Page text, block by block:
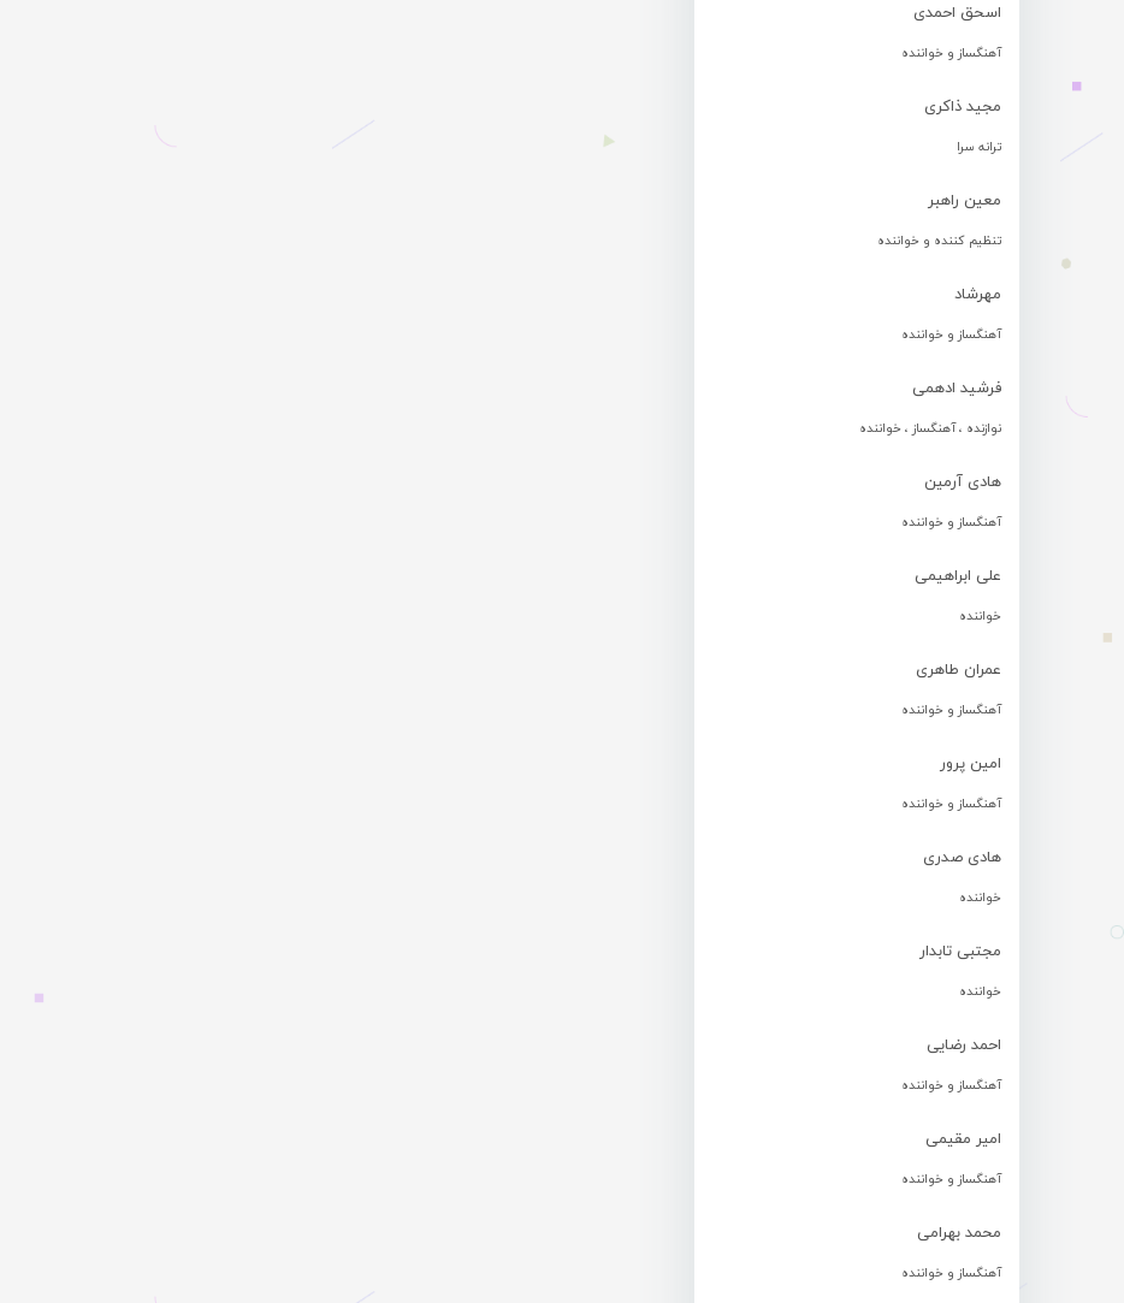
اسحق احمدی
آهنگساز و خواننده
مجید ذاکری
ترانه سرا
معین راهبر
تنظیم کننده و خواننده
مهرشاد
آهنگساز و خواننده
فرشید ادهمی
نوازنده ، آهنگساز ، خواننده
هادی آرمین
آهنگساز و خواننده
علی ابراهیمی
خواننده
عمران طاهری
آهنگساز و خواننده
امین پرور
آهنگساز و خواننده
هادی صدری
خواننده
مجتبی تابدار
خواننده
احمد رضایی
آهنگساز و خواننده
امیر مقیمی
آهنگساز و خواننده
محمد بهرامی
آهنگساز و خواننده